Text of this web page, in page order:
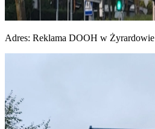
Adres: Reklama DOOH w Żyrardowie